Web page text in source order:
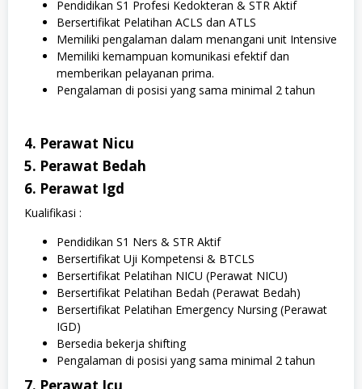
Pendidikan S1 Profesi Kedokteran & STR Aktif
Bersertifikat Pelatihan ACLS dan ATLS
Memiliki pengalaman dalam menangani unit Intensive
Memiliki kemampuan komunikasi efektif dan
memberikan pelayanan prima.
Pengalaman di posisi yang sama minimal 2 tahun
4. Perawat Nicu
5. Perawat Bedah
6. Perawat Igd
Kualifikasi :
Pendidikan S1 Ners & STR Aktif
Bersertifikat Uji Kompetensi & BTCLS
Bersertifikat Pelatihan NICU (Perawat NICU)
Bersertifikat Pelatihan Bedah (Perawat Bedah)
Bersertifikat Pelatihan Emergency Nursing (Perawat
IGD)
Bersedia bekerja shifting
Pengalaman di posisi yang sama minimal 2 tahun
7. Perawat Icu